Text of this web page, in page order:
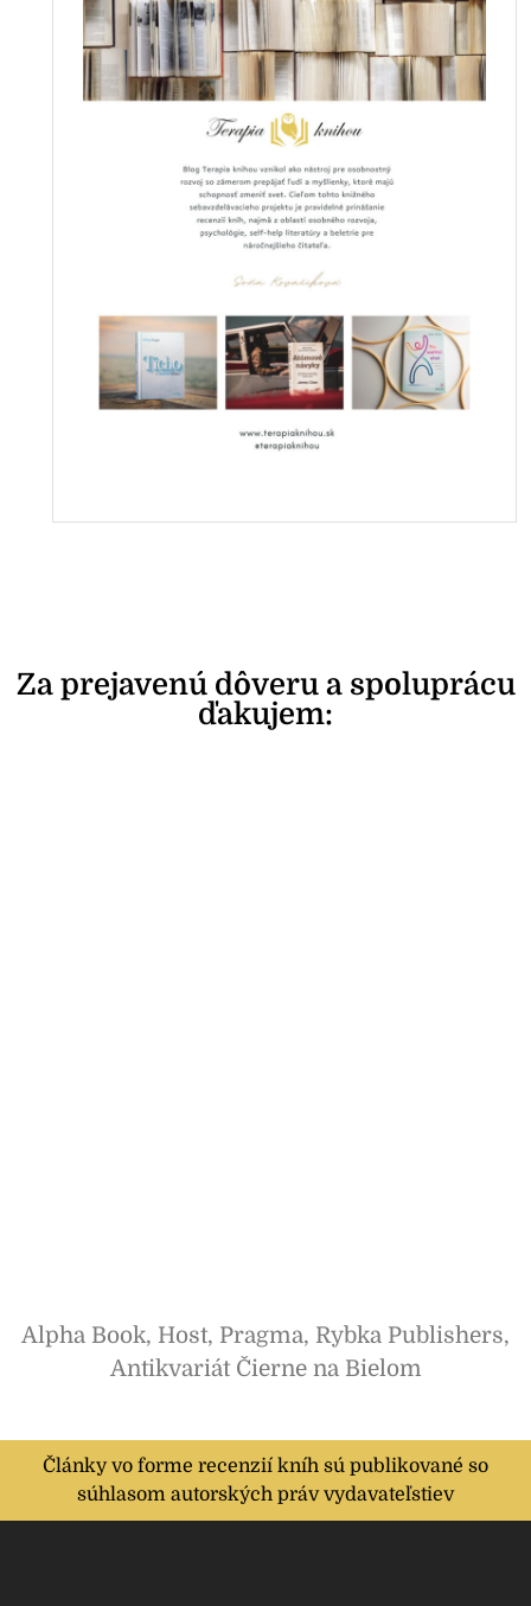
Za prejavenú dôveru a spoluprácu
ďakujem:
Alpha Book, Host, Pragma, Rybka Publishers,
Antikvariát Čierne na Bielom
Články vo forme recenzií kníh sú publikované so
súhlasom autorských práv vydavateľstiev